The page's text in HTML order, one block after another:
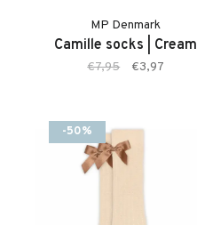
MP Denmark
Camille socks | Cream
€7,95 €3,97
-50%